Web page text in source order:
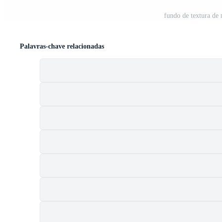
fundo de textura de
Palavras-chave relacionadas